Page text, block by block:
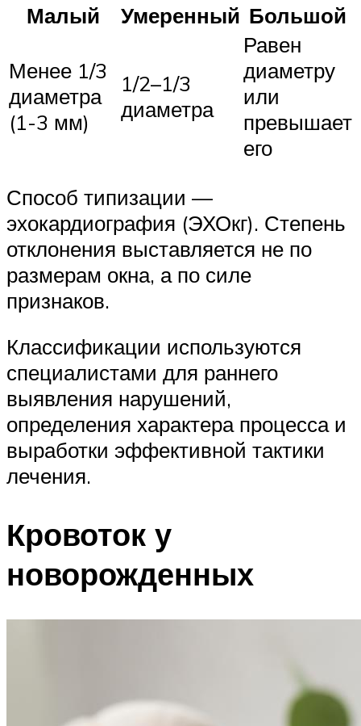
Малый
Умеренный Большой
Менее 1/3
диаметра
(1-3 мм)
1/2–1/3
диаметра
Равен
диаметру
или
превышает
его
Способ типизации —
эхокардиография (ЭХОкг). Степень
отклонения выставляется не по
размерам окна, а по силе
признаков.
Классификации используются
специалистами для раннего
выявления нарушений,
определения характера процесса и
выработки эффективной тактики
лечения.
Кровоток у
новорожденных